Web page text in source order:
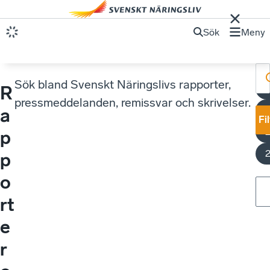
Sök Meny
R
a
p
p
o
rt
e
r
Sök bland Svenskt Näringslivs rapporter,
pressmeddelanden, remissvar och skrivelser.